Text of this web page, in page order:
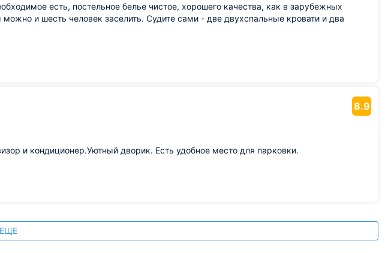
есть, постельное белье чистое, хорошего качества, как в зарубежных
и шесть человек заселить. Судите сами - две двухспальные кровати и два
8.9
и кондиционер.Уютный дворик. Есть удобное место для парковки.